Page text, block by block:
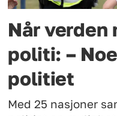
Når verden
politi: –
politiet
Med 25 nasjoner